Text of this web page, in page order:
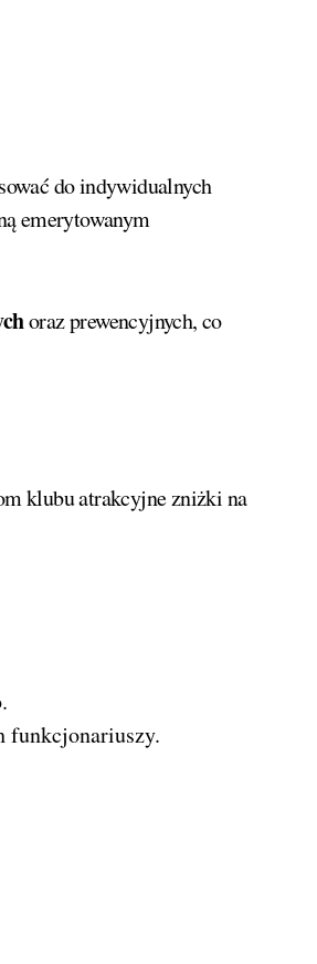
do indywidualnych
emerytowanym
oraz prewencyjnych, co
klubu atrakcyjne zniżki na
funkcjonariuszy.